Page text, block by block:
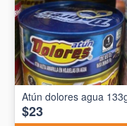
Atún dolores agua
$23